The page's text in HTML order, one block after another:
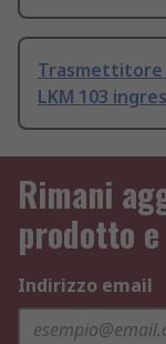
Trasmettitore
LKM 103
Rimani
prodotto
Indirizzo email